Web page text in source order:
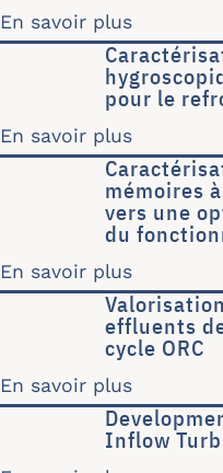
En savoir plus
pour le
En savoir plus
mémoires
vers une
du
En savoir plus
effluents
cycle ORC
En savoir plus
Inflow